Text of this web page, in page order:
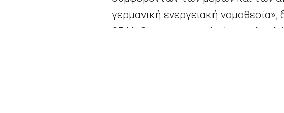
γερμανική ενεργειακή
OPAL Gastransport,. Από την